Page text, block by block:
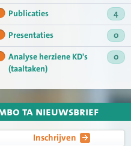
Publicaties
4
Presentaties
0
Analyse herziene KD's
(taaltaken)
0
ta nieuwsbrief
Inschrijven